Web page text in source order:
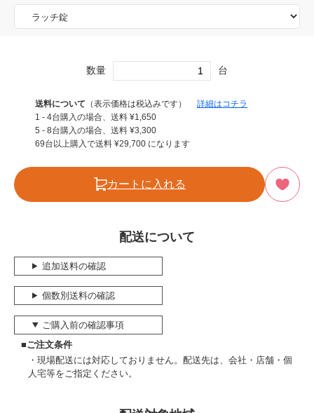
数量 台
送料について （表示価格は税込みです） 詳細はコチラ
1 - 4台購入の場合、送料 ¥1,650
5 - 8台購入の場合、送料 ¥3,300
69台以上購入で送料 ¥29,700 になります
カートに入れる
配送について
追加送料の確認
個数別送料の確認
ご購入前の確認事項
■ご注文条件
現場配送には対応しておりません。配送先は、会社・店舗・個
人宅等をご指定ください。